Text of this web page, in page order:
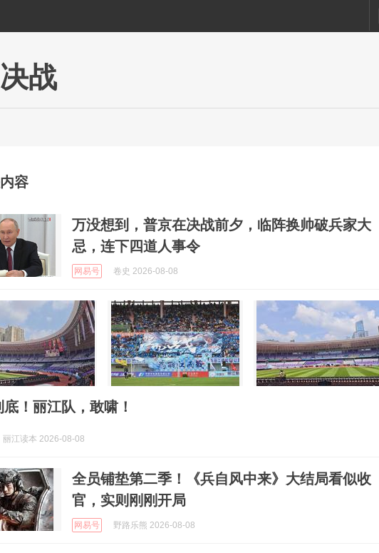
决战
容
万没想到，普京在决战前夕，临阵换帅破兵家大
忌，连下四道人事令
网易号 卷史 2026-08-08
！丽江队，敢啸！
丽江读本 2026-08-08
全员铺垫第二季！《兵自风中来》大结局看似收
官，实则刚刚开局
网易号 野路乐熊 2026-08-08